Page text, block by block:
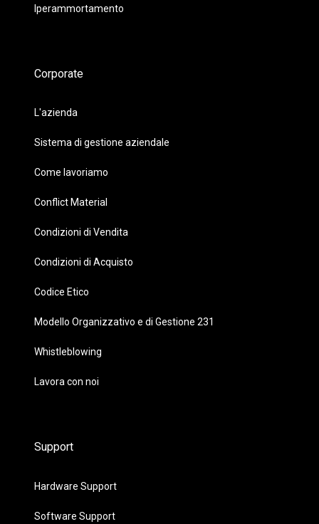
Iperammortamento
Corporate
L'azienda
Sistema di gestione aziendale
Come lavoriamo
Conflict Material
Condizioni di Vendita
Condizioni di Acquisto
Codice Etico
Modello Organizzativo e di Gestione 231
Whistleblowing
Lavora con noi
Support
Hardware Support
Software Support